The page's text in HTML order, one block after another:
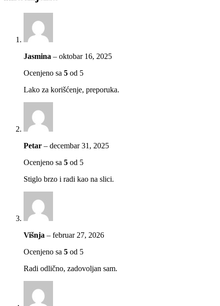
Jasmina – oktobar 16, 2025
Ocenjeno sa 5 od 5
Lako za korišćenje, preporuka.
Petar – decembar 31, 2025
Ocenjeno sa 5 od 5
Stiglo brzo i radi kao na slici.
Višnja – februar 27, 2026
Ocenjeno sa 5 od 5
Radi odlično, zadovoljan sam.